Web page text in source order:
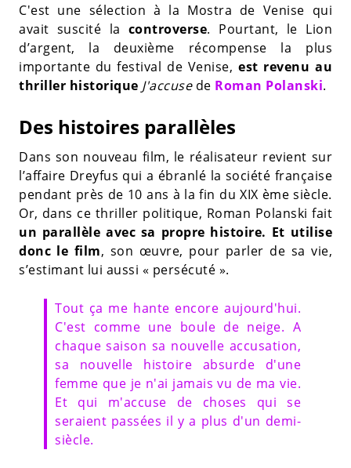
C'est une sélection à la Mostra de Venise qui
avait suscité la controverse. Pourtant, le Lion
d’argent, la deuxième récompense la plus
importante du festival de Venise,est revenu au
thriller historique J'accusede Roman Polanski.
Des histoires parallèles
Dans son nouveau film, le réalisateur revient sur
l’affaire Dreyfus qui a ébranlé la société française
pendant près de 10 ans à la fin du XIX ème siècle.
Or, dans ce thriller politique, Roman Polanski fait
un parallèle avec sa propre histoire. Et utilise
donc le film, son œuvre, pour parler de sa vie,
s’estimant lui aussi « persécuté ».
Tout ça me hante encore aujourd'hui.
C'est comme une boule de neige. A
chaque saison sa nouvelle accusation,
sa nouvelle histoire absurde d'une
femme que je n'ai jamais vu de ma vie.
Et qui m'accuse de choses qui se
seraient passées il y a plus d'un demi-
siècle.